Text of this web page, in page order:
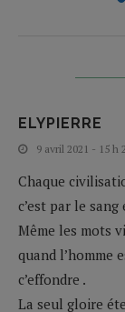
ELYPIERRE
9 avril 2021 - 15 h
Chaque
c’est par le
Même les mots
quand l’homme
c’effondre .
La seul gloire